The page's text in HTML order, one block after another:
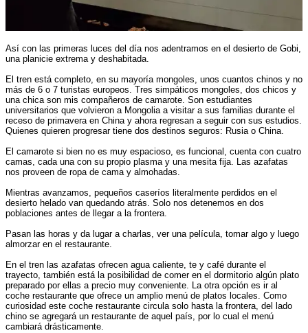
Así con las primeras luces del día nos adentramos en el desierto de Gobi,
una planicie extrema y deshabitada.
El tren está completo, en su mayoría mongoles, unos cuantos chinos y no
más de 6 o 7 turistas europeos. Tres simpáticos mongoles, dos chicos y
una chica son mis compañeros de camarote. Son estudiantes
universitarios que volvieron a Mongolia a visitar a sus familias durante el
receso de primavera en China y ahora regresan a seguir con sus estudios.
Quienes quieren progresar tiene dos destinos seguros: Rusia o China.
El camarote si bien no es muy espacioso, es funcional, cuenta con cuatro
camas, cada una con su propio plasma y una mesita fija. Las azafatas
nos proveen de ropa de cama y almohadas.
Mientras avanzamos, pequeños caseríos literalmente perdidos en el
desierto helado van quedando atrás. Solo nos detenemos en dos
poblaciones antes de llegar a la frontera.
Pasan las horas y da lugar a charlas, ver una película, tomar algo y luego
almorzar en el restaurante.
En el tren las azafatas ofrecen agua caliente, te y café durante el
trayecto, también está la posibilidad de comer en el dormitorio algún plato
preparado por ellas a precio muy conveniente. La otra opción es ir al
coche restaurante que ofrece un amplio menú de platos locales. Como
curiosidad este coche restaurante circula solo hasta la frontera, del lado
chino se agregará un restaurante de aquel país, por lo cual el menú
cambiará drásticamente.